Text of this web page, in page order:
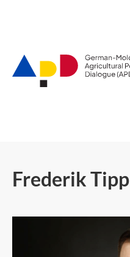
content
Frederik Tipp